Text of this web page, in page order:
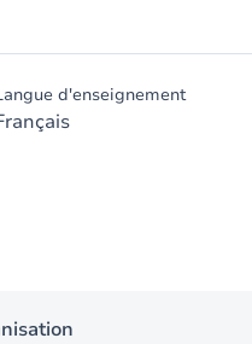
d'enseignement